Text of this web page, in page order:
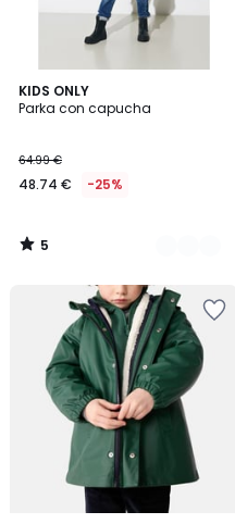
KIDS ONLY
Parka con capucha
64.99 €
48.74 € -25%
5
/
3
Colores
5
/